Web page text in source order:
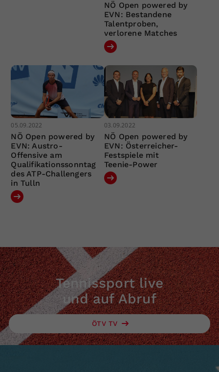
NÖ Open powered by
EVN: Bestandene
Talentproben,
verlorene Matches
05.09.2022
NÖ Open powered by
EVN: Austro-
Offensive am
Qualifikationssonntag
des ATP-Challengers
in Tulln
03.09.2022
NÖ Open powered by
EVN: Österreicher-
Festspiele mit
Teenie-Power
Tennissport live
und auf Abruf
ÖTV TV